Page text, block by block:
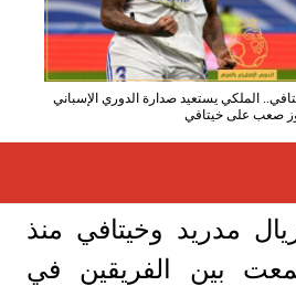
الملكي يستعيد صدارة الدوري الإسباني
صعب على خيتافي
مدريد وخيتافي منذ
بين الفريقين في